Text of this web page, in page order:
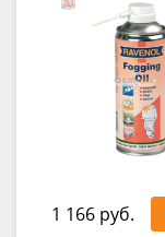
1 166 руб.